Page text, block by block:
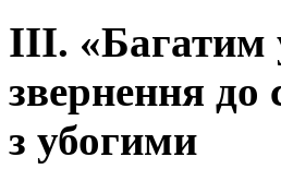
ІІІ.
звернення до
з убогими